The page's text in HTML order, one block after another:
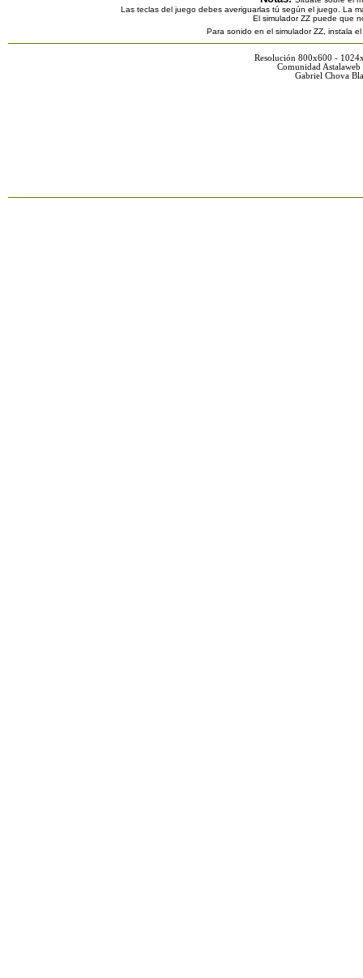
Las teclas del juego debes averiguarlas tú según el juego. La
El simulador ZZ puede que
Para sonido en el simulador ZZ, instala
Resolución 800x600 -
Comunidad
Gabriel Chova